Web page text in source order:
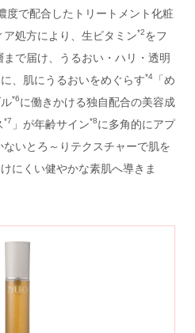
度で配合したトリートメント化粧
処方により、生ビタミン*2をフ
で届け、うるおい・ハリ・透明
、肌にうるおいをめぐらす*4「め
*6に働きかける独自配合の美容成
*7 」が年齢サイン*8に多角的にアプ
いとろ～りテクスチャーで肌を
にくい健やかな素肌へ導きま